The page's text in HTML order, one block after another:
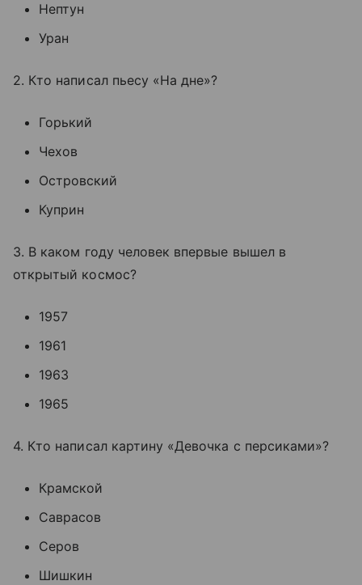
Нептун
Уран
2. Кто написал пьесу «На дне»?
Горький
Чехов
Островский
Куприн
3. В каком году человек впервые вышел в
открытый космос?
1957
1961
1963
1965
4. Кто написал картину «Девочка с персиками»?
Крамской
Саврасов
Серов
Шишкин